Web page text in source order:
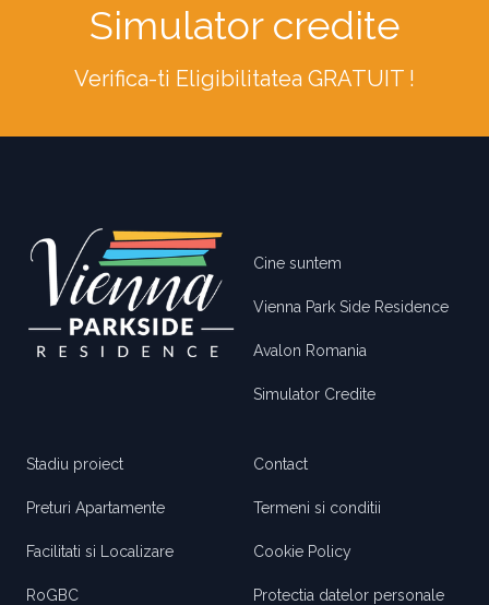
Simulator credite
Verifica-ti Eligibilitatea GRATUIT !
Cine suntem
Vienna Park Side Residence
Avalon Romania
Simulator Credite
Stadiu proiect
Preturi Apartamente
Facilitati si Localizare
RoGBC
Contact
Termeni si conditii
Cookie Policy
Protectia datelor personale